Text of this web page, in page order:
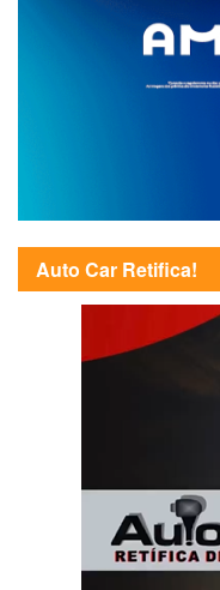
Auto Car Retifica!